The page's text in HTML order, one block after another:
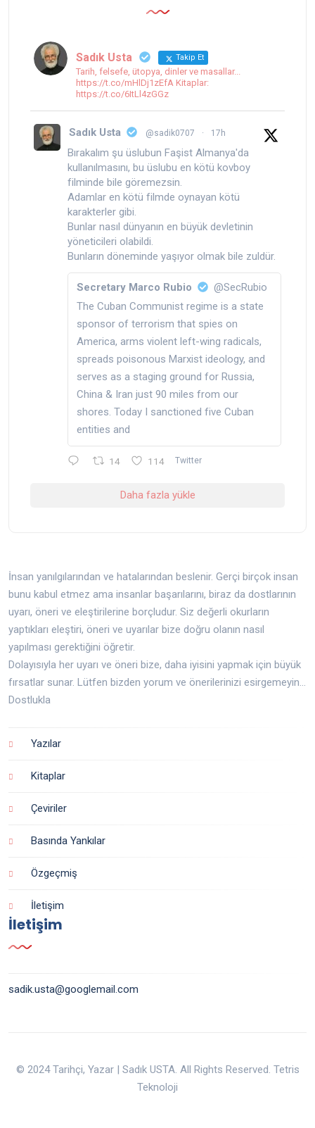
Sadık Usta Takip Et
Tarih, felsefe, ütopya, dinler ve masallar...
https://t.co/mHlDj1zEfA Kitaplar:
https://t.co/6ItLl4zGGz
Sadık Usta @sadik0707 · 17h
Bırakalım şu üslubun Faşist Almanya'da
kullanılmasını, bu üslubu en kötü kovboy
filminde bile göremezsin.
Adamlar en kötü filmde oynayan kötü
karakterler gibi.
Bunlar nasıl dünyanın en büyük devletinin
yöneticileri olabildi.
Bunların döneminde yaşıyor olmak bile zuldür.
Secretary Marco Rubio
@SecRubio
The Cuban Communist regime is a state
sponsor of terrorism that spies on
America, arms violent left-wing radicals,
spreads poisonous Marxist ideology, and
serves as a staging ground for Russia,
China & Iran just 90 miles from our
shores. Today I sanctioned five Cuban
entities and
14 114 Twitter
Daha fazla yükle
İnsan yanılgılarından ve hatalarından beslenir. Gerçi birçok insan
bunu kabul etmez ama insanlar başarılarını, biraz da dostlarının
uyarı, öneri ve eleştirilerine borçludur. Siz değerli okurların
yaptıkları eleştiri, öneri ve uyarılar bize doğru olanın nasıl
yapılması gerektiğini öğretir.
Dolayısıyla her uyarı ve öneri bize, daha iyisini yapmak için büyük
fırsatlar sunar. Lütfen bizden yorum ve önerilerinizi esirgemeyin...
Dostlukla
Yazılar
Kitaplar
Çeviriler
Basında Yankılar
Özgeçmiş
İletişim
İletişim
sadik.usta@googlemail.com
© 2024 Tarihçi, Yazar | Sadık USTA. All Rights Reserved. Tetris
Teknoloji